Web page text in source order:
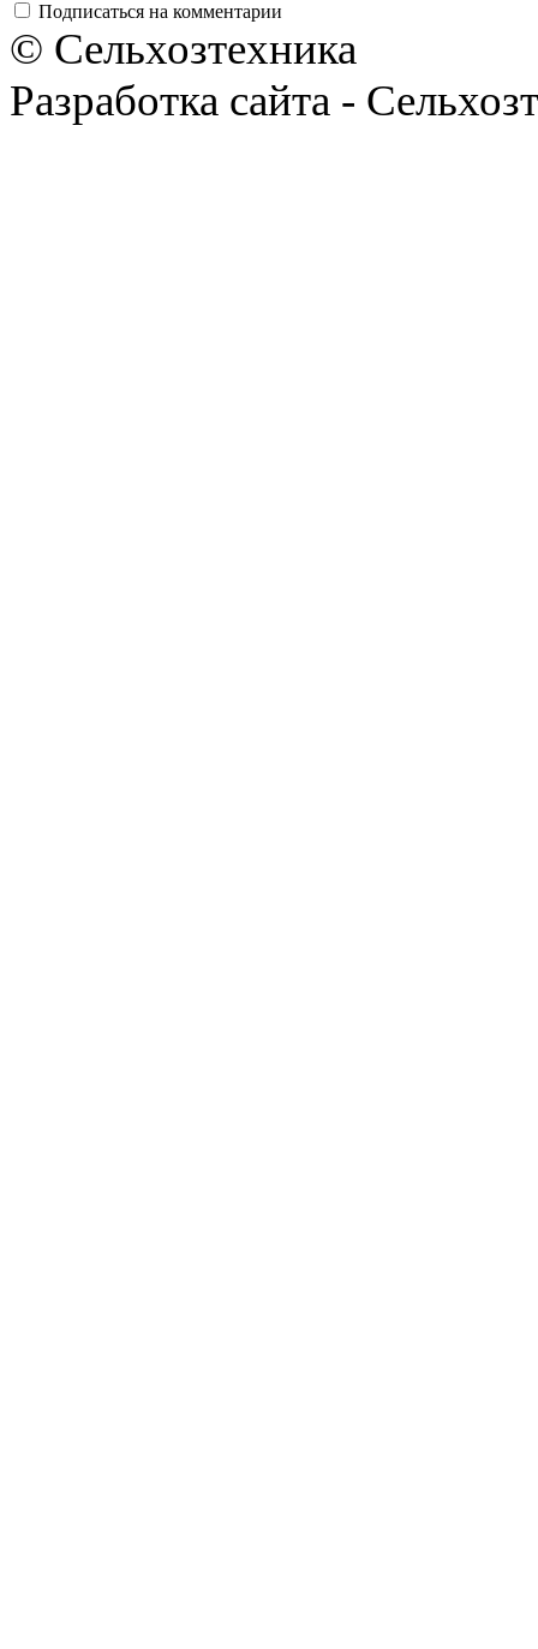
Подписаться на комментарии
© Сельхозтехника
Разработка сайта -